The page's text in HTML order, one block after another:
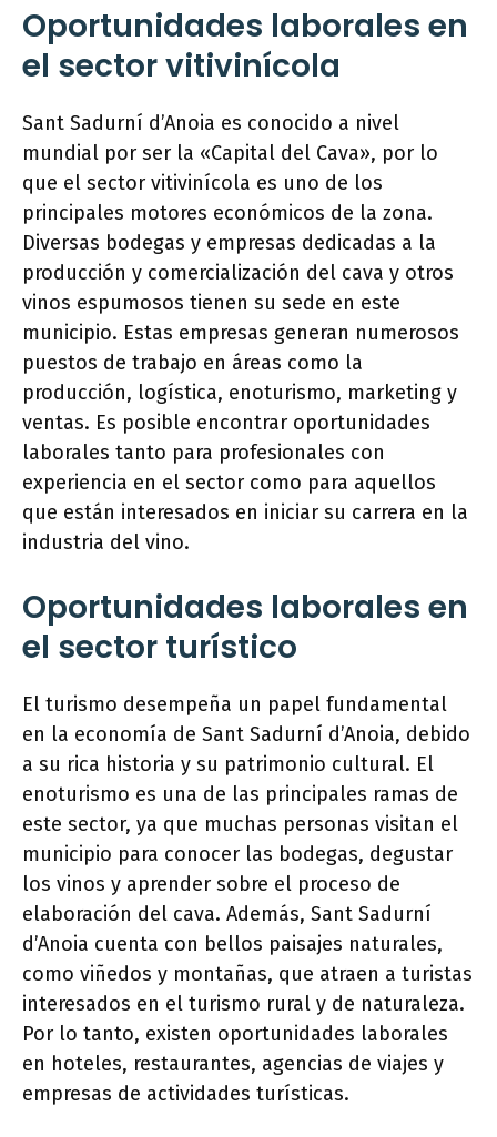
Oportunidades laborales en
el sector vitivinícola
Sant Sadurní d’Anoia es conocido a nivel
mundial por ser la «Capital del Cava», por lo
que el sector vitivinícola es uno de los
principales motores económicos de la zona.
Diversas bodegas y empresas dedicadas a la
producción y comercialización del cava y otros
vinos espumosos tienen su sede en este
municipio. Estas empresas generan numerosos
puestos de trabajo en áreas como la
producción, logística, enoturismo, marketing y
ventas. Es posible encontrar oportunidades
laborales tanto para profesionales con
experiencia en el sector como para aquellos
que están interesados en iniciar su carrera en la
industria del vino.
Oportunidades laborales en
el sector turístico
El turismo desempeña un papel fundamental
en la economía de Sant Sadurní d’Anoia, debido
a su rica historia y su patrimonio cultural. El
enoturismo es una de las principales ramas de
este sector, ya que muchas personas visitan el
municipio para conocer las bodegas, degustar
los vinos y aprender sobre el proceso de
elaboración del cava. Además, Sant Sadurní
d’Anoia cuenta con bellos paisajes naturales,
como viñedos y montañas, que atraen a turistas
interesados en el turismo rural y de naturaleza.
Por lo tanto, existen oportunidades laborales
en hoteles, restaurantes, agencias de viajes y
empresas de actividades turísticas.